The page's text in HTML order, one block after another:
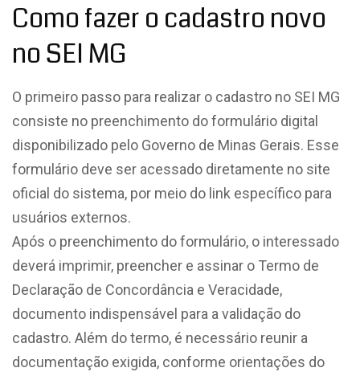
Como fazer o cadastro novo
no SEI MG
O primeiro passo para realizar o cadastro no SEI MG
consiste no preenchimento do formulário digital
disponibilizado pelo Governo de Minas Gerais. Esse
formulário deve ser acessado diretamente no site
oficial do sistema, por meio do link específico para
usuários externos.
Após o preenchimento do formulário, o interessado
deverá imprimir, preencher e assinar o Termo de
Declaração de Concordância e Veracidade,
documento indispensável para a validação do
cadastro. Além do termo, é necessário reunir a
documentação exigida, conforme orientações do